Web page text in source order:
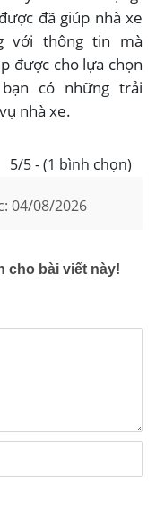
đã giúp nhà xe
với thông tin mà
được cho lựa chọn
có những trải
nhà xe.
5/5 - (1 bình chọn)
04/08/2026
cho bài viết này!